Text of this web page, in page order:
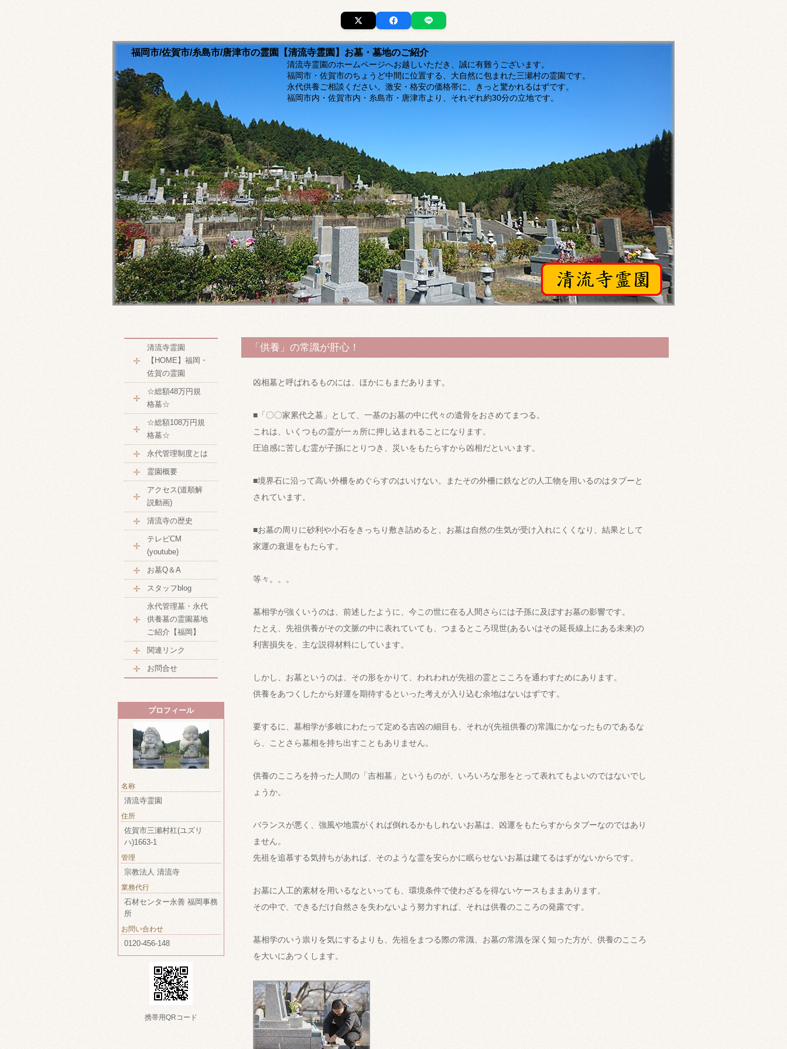
福岡市/佐賀市/糸島市/唐津市の霊園【清流寺霊園】お墓・墓地のご紹介
清流寺霊園のホームページへお越しいただき、誠に有難うございます。
福岡市・佐賀市のちょうど中間に位置する、大自然に包まれた三瀬村の霊園です。
永代供養ご相談ください。激安・格安の価格帯に、きっと驚かれるはずです。
福岡市内・佐賀市内・糸島市・唐津市より、それぞれ約30分の立地です。
「供養」の常識が肝心！
凶相墓と呼ばれるものには、ほかにもまだあります。
■「〇〇家累代之墓」として、一基のお墓の中に代々の遺骨をおさめてまつる。
これは、いくつもの霊が一ヵ所に押し込まれることになります。
圧迫感に苦しむ霊が子孫にとりつき、災いをもたらすから凶相だといいます。
■境界石に沿って高い外柵をめぐらすのはいけない。またその外柵に鉄などの人工物を用いるのはタブーと
されています。
■お墓の周りに砂利や小石をきっちり敷き詰めると、お墓は自然の生気が受け入れにくくなり、結果として
家運の衰退をもたらす。
等々。。。
墓相学が強くいうのは、前述したように、今この世に在る人間さらには子孫に及ぼすお墓の影響です。
たとえ、先祖供養がその文脈の中に表れていても、つまるところ現世(あるいはその延長線上にある未来)の
利害損失を、主な説得材料にしています。
しかし、お墓というのは、その形をかりて、われわれが先祖の霊とこころを通わすためにあります。
供養をあつくしたから好運を期待するといった考えが入り込む余地はないはずです。
要するに、墓相学が多岐にわたって定める吉凶の細目も、それが(先祖供養の)常識にかなったものであるな
ら、ことさら墓相を持ち出すこともありません。
供養のこころを持った人間の「吉相墓」というものが、いろいろな形をとって表れてもよいのではないでし
ょうか。
バランスが悪く、強風や地震がくれば倒れるかもしれないお墓は、凶運をもたらすからタブーなのではあり
ません。
先祖を追慕する気持ちがあれば、そのような霊を安らかに眠らせないお墓は建てるはずがないからです。
お墓に人工的素材を用いるなといっても、環境条件で使わざるを得ないケースもままあります。
その中で、できるだけ自然さを失わないよう努力すれば、それは供養のこころの発露です。
墓相学のいう祟りを気にするよりも、先祖をまつる際の常識、お墓の常識を深く知った方が、供養のこころ
を大いにあつくします。
清流寺霊園
【HOME】福岡・
佐賀の霊園
☆総額48万円規
格墓☆
☆総額108万円規
格墓☆
永代管理制度とは
霊園概要
アクセス(道順解
説動画)
清流寺の歴史
テレビCM
(youtube)
お墓Q＆A
スタッフblog
永代管理墓・永代
供養墓の霊園墓地
ご紹介【福岡】
関連リンク
お問合せ
プロフィール
名称
清流寺霊園
住所
佐賀市三瀬村杠(ユズリ
ハ)1663-1
管理
宗教法人 清流寺
業務代行
石材センター永善 福岡事務
所
お問い合わせ
0120-456-148
携帯用QRコード